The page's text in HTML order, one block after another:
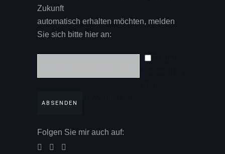
Zukunft
automatisch erhalten möchten, melden
Sie sich bitte hier an:
Folgen Sie mir auch auf: